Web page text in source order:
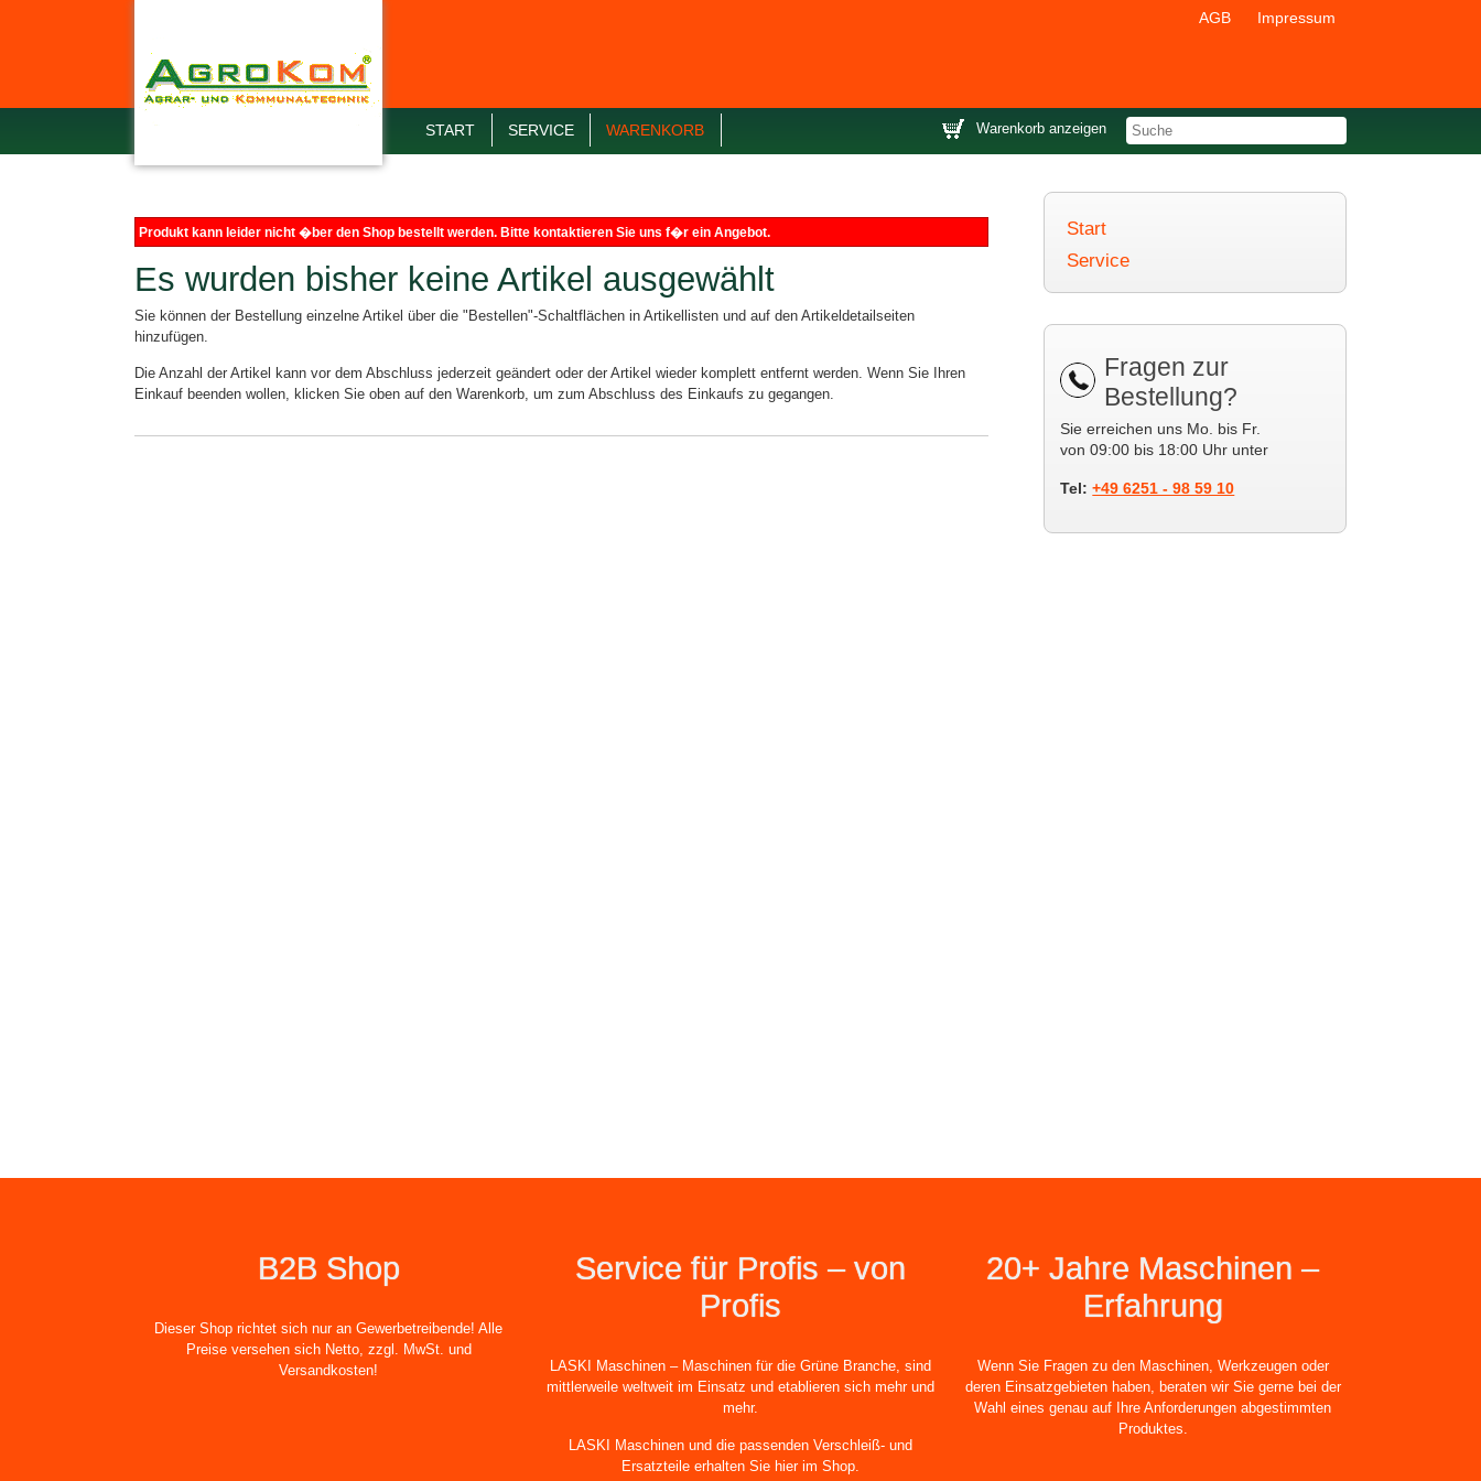
AGB Impressum
START SERVICE WARENKORB Warenkorb anzeigen
Start
Service
Fragen zur
Bestellung?
Sie erreichen uns Mo. bis Fr.
von 09:00 bis 18:00 Uhr unter
Tel:+49 6251 - 98 59 10
B2B Shop
Dieser Shop richtet sich nur an Gewerbetreibende! Alle
Preise versehen sich Netto, zzgl. MwSt. und
Versandkosten!
Service für Profis – von
Profis
LASKI Maschinen – Maschinen für die Grüne Branche, sind
mittlerweile weltweit im Einsatz und etablieren sich mehr und
mehr.
LASKI Maschinen und die passenden Verschleiß- und
Ersatzteile erhalten Sie hier im Shop.
20+ Jahre Maschinen –
Erfahrung
Wenn Sie Fragen zu den Maschinen, Werkzeugen oder
deren Einsatzgebieten haben, beraten wir Sie gerne bei der
Wahl eines genau auf Ihre Anforderungen abgestimmten
Produktes.